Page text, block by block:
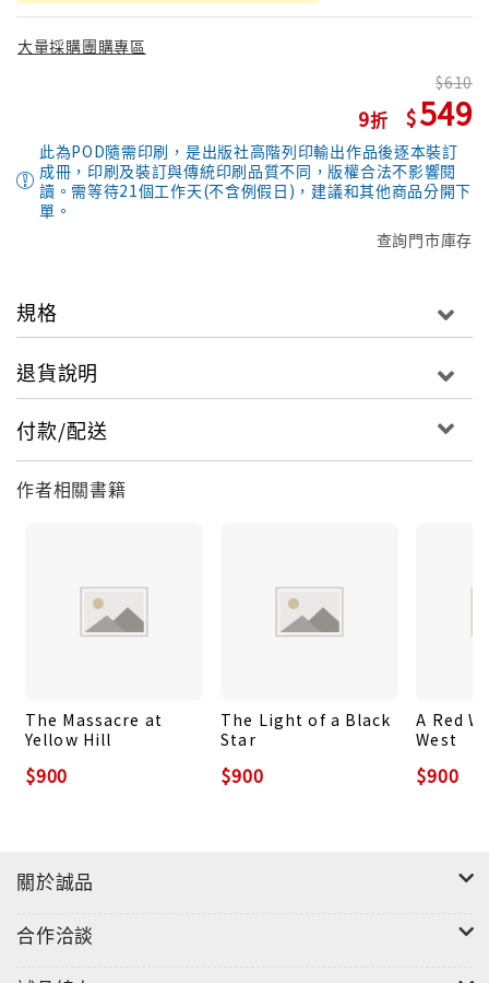
大量採購團購專區
9
610
549
此為POD隨需印刷，是出版社高階列印輸出作品後逐本裝訂
成冊，印刷及裝訂與傳統印刷品質不同，版權合法不影響閱
讀。需等待21個工作天(不含例假日)，建議和其他商品分開下
單。
查詢門市庫存
規格
退貨說明
付款/配送
作者相關書籍
The Massacre at
Yellow Hill
$900
The Light of a Black
Star
$900
A Red
West
$900
關於誠品
合作洽談